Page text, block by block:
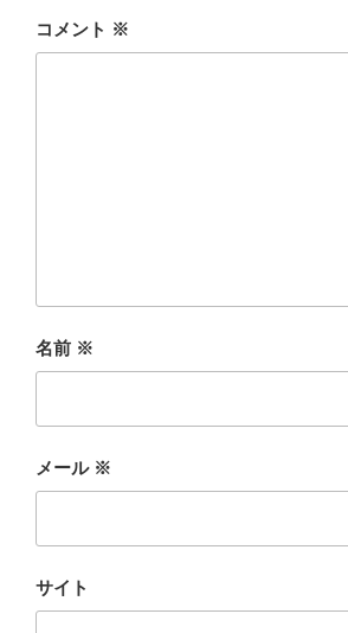
コメント ※
名前 ※
メール ※
サイト